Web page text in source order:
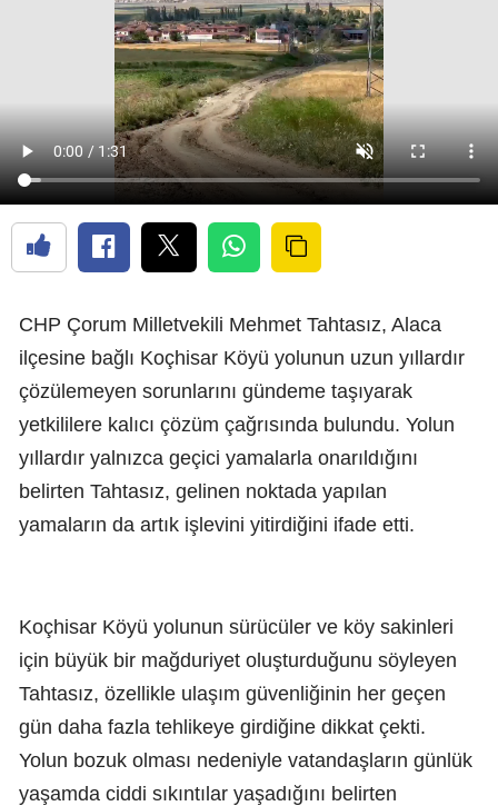
CHP Çorum Milletvekili Mehmet Tahtasız, Alaca
ilçesine bağlı Koçhisar Köyü yolunun uzun yıllardır
çözülemeyen sorunlarını gündeme taşıyarak
yetkililere kalıcı çözüm çağrısında bulundu. Yolun
yıllardır yalnızca geçici yamalarla onarıldığını
belirten Tahtasız, gelinen noktada yapılan
yamaların da artık işlevini yitirdiğini ifade etti.
Koçhisar Köyü yolunun sürücüler ve köy sakinleri
için büyük bir mağduriyet oluşturduğunu söyleyen
Tahtasız, özellikle ulaşım güvenliğinin her geçen
gün daha fazla tehlikeye girdiğine dikkat çekti.
Yolun bozuk olması nedeniyle vatandaşların günlük
yaşamda ciddi sıkıntılar yaşadığını belirten